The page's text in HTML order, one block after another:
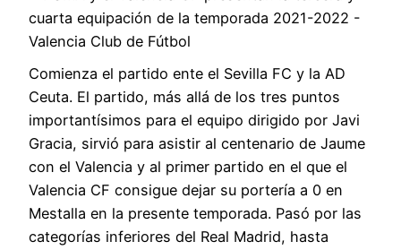
Comienza el partido ente el Sevilla FC y la AD
Ceuta. El partido, más allá de los tres puntos
importantísimos para el equipo dirigido por Javi
Gracia, sirvió para asistir al centenario de Jaume
con el Valencia y al primer partido en el que el
Valencia CF consigue dejar su portería a 0 en
Mestalla en la presente temporada. Pasó por las
categorías inferiores del Real Madrid, hasta